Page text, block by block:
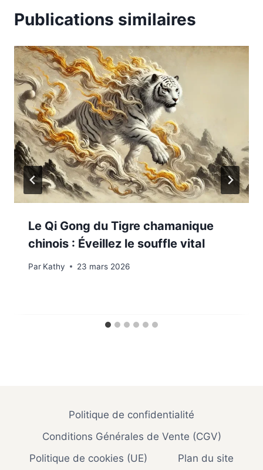
Publications similaires
Le Qi Gong du Tigre chamanique
chinois : Éveillez le souffle vital
Par Kathy 23 mars 2026
Politique de confidentialité
Conditions Générales de Vente (CGV)
Politique de cookies (UE)
Plan du site